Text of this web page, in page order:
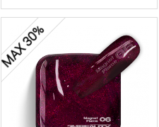
30%